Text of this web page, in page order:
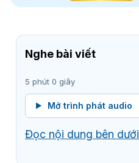
Nghe bài viết
5 phút 0 giây
Mở trình phát audio
Đọc nội dung bên dưới